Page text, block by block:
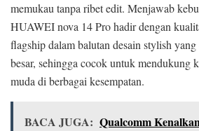
memukau tanpa ribet edit. Menjawab
HUAWEI nova 14 Pro hadir dengan
flagship dalam balutan desain stylish
besar, sehingga cocok untuk mendukung
muda di berbagai kesempatan.
BACA JUGA: Qualcomm